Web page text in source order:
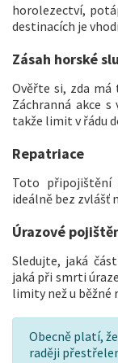
horolezectví,
destinacích je
Zásah horské
Ověřte si, zda
Záchranná akce
takže limit v řádu
Repatriace
Toto připojištění
ideálně bez zvlášť
Úrazové
Sledujte, jaká
jaká při smrti
limity než u běžné
Obecně platí,
raději